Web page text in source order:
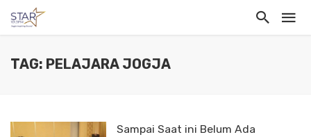
TAG: PELAJARA JOGJA
Sampai Saat ini Belum Ada